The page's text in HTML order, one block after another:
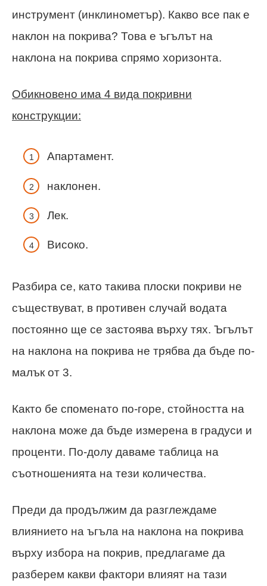
инструмент (инклинометър). Какво все пак е
наклон на покрива? Това е ъгълът на
наклона на покрива спрямо хоризонта.
Обикновено има 4 вида покривни
конструкции:
Апартамент.
наклонен.
Лек.
Високо.
Разбира се, като такива плоски покриви не
съществуват, в противен случай водата
постоянно ще се застоява върху тях. Ъгълът
на наклона на покрива не трябва да бъде по-
малък от 3.
Както бе споменато по-горе, стойността на
наклона може да бъде измерена в градуси и
проценти. По-долу даваме таблица на
съотношенията на тези количества.
Преди да продължим да разглеждаме
влиянието на ъгъла на наклона на покрива
върху избора на покрив, предлагаме да
разберем какви фактори влияят на тази